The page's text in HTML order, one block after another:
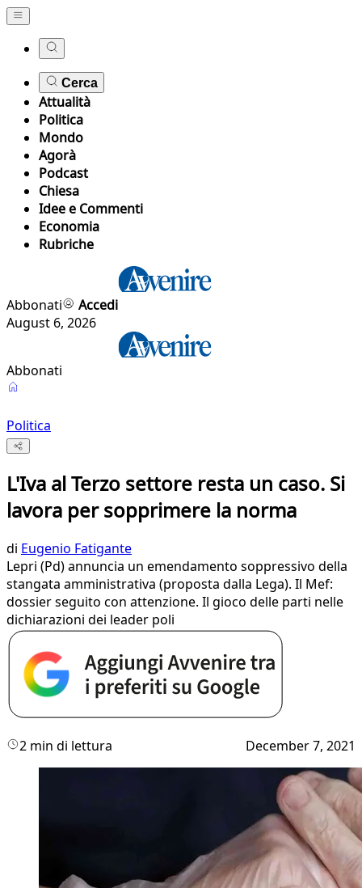
Cerca
Attualità
Politica
Mondo
Agorà
Podcast
Chiesa
Idee e Commenti
Economia
Rubriche
Abbonati
Accedi
August 6, 2026
Abbonati
Politica
L'Iva al Terzo settore resta un caso. Si
lavora per sopprimere la norma
di Eugenio Fatigante
Lepri (Pd) annuncia un emendamento soppressivo della
stangata amministrativa (proposta dalla Lega). Il Mef:
dossier seguito con attenzione. Il gioco delle parti nelle
dichiarazioni dei leader poli
2 min di lettura December 7, 2021